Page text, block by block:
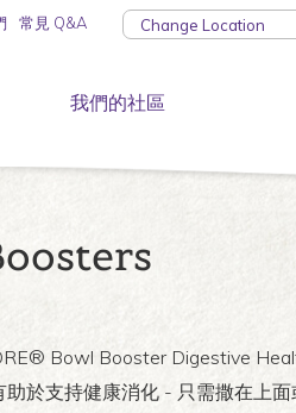
常見 Q&A
我們的社區
Bowl Booster Digestive
於支持健康消化 - 只需撒在上